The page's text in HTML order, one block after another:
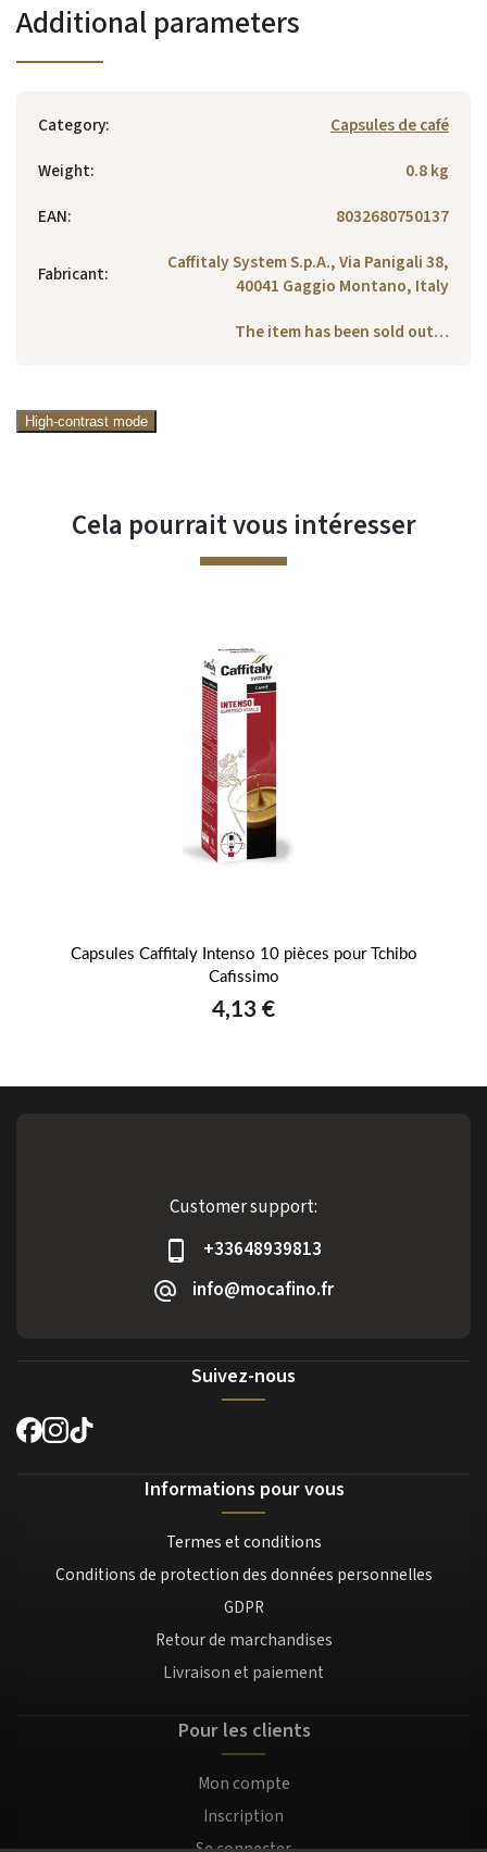
Additional parameters
Category:
Capsules de café
Weight:
0.8 kg
EAN: 8032680750137
Fabricant:
Caffitaly System S.p.A., Via Panigali 38,
40041 Gaggio Montano, Italy
The item has been sold out…
High-contrast mode
Cela pourrait vous intéresser
Capsules Caffitaly Intenso 10 pièces pour Tchibo
Cafissimo
4,13 €
Customer support:
+33648939813
info@mocafino.fr
Suivez-nous
Informations pour vous
Termes et conditions
Conditions de protection des données personnelles
GDPR
Retour de marchandises
Livraison et paiement
Pour les clients
Mon compte
Inscription